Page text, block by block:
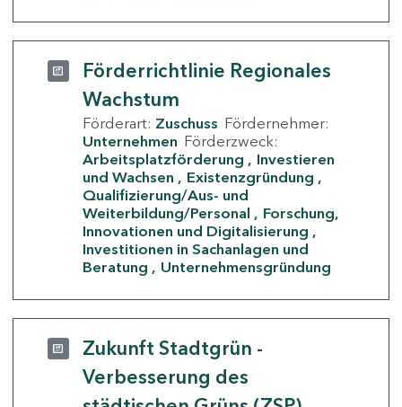
Förderrichtlinie Regionales
Wachstum
Förderart: Zuschuss Fördernehmer:
Unternehmen Förderzweck:
Arbeitsplatzförderung
Investieren
und Wachsen
Existenzgründung
Qualifizierung/Aus- und
Weiterbildung/Personal
Forschung,
Innovationen und Digitalisierung
Investitionen in Sachanlagen und
Beratung
Unternehmensgründung
Zukunft Stadtgrün -
Verbesserung des